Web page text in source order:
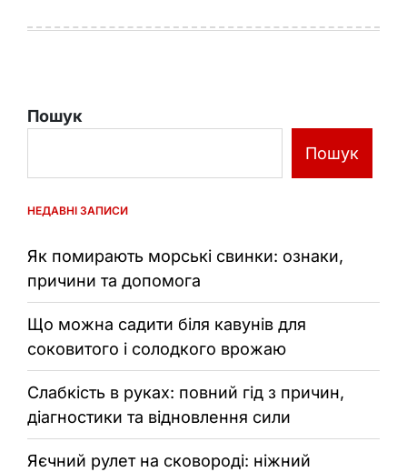
Пошук
Пошук
НЕДАВНІ ЗАПИСИ
Як помирають морські свинки: ознаки,
причини та допомога
Що можна садити біля кавунів для
соковитого і солодкого врожаю
Слабкість в руках: повний гід з причин,
діагностики та відновлення сили
Яєчний рулет на сковороді: ніжний